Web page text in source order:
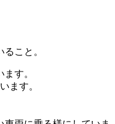
こと。
す。
ます。